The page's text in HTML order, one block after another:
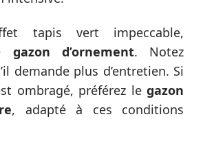
tapis vert impeccable,
gazon d’ornement. Notez
demande plus d’entretien. Si
ombragé, préférez le gazon
, adapté à ces conditions